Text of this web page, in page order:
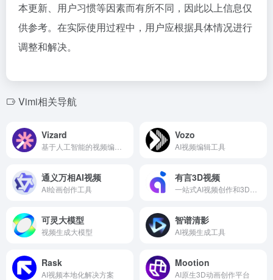
本更新、用户习惯等因素而有所不同，因此以上信息仅
供参考。在实际使用过程中，用户应根据具体情况进行
调整和解决。
Vimi相关导航
Vizard Vozo
AI视频编辑工具
通义万相AI视频
AI绘画创作工具
有言3D视频
可灵大模型
视频生成大模型‌
智谱清影
AI视频生成工具
Rask
AI视频本地化解决方案
Mootion
AI原生3D动画创作平台